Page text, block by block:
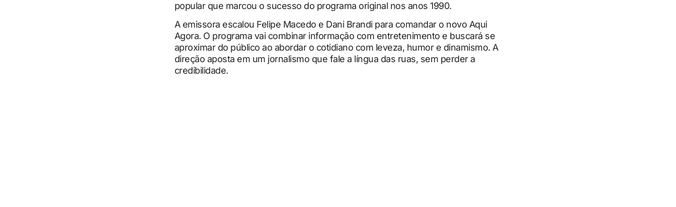
popular que marcou o sucesso do programa original nos anos 1990.
A emissora escalou Felipe Macedo e Dani Brandi para comandar o novo Aqui
Agora. O programa vai combinar informação com entretenimento e buscará se
aproximar do público ao abordar o cotidiano com leveza, humor e dinamismo. A
direção aposta em um jornalismo que fale a língua das ruas, sem perder a
credibilidade.